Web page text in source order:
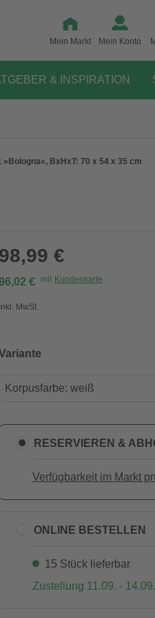
Mein Markt Mein Konto
& INSPIRATION
BxHxT: 70 x 54 x 35 cm
98,99 €
€ mit Kundenkarte
Inkl. MwSt.
Korpusfarbe: weiß
Korpusfarbe: weiß
RESERVIEREN &
Verfügbarkeit im Markt
ONLINE BESTELLEN
15 Stück lieferbar
Zustellung 11.09. - 14.09.